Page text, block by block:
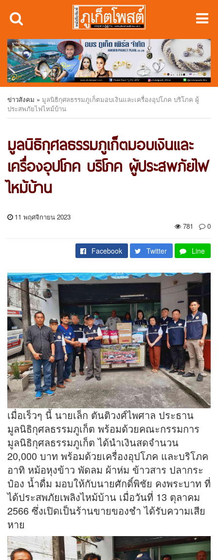
ข่าวสังคม » มูลนิธิกุศลธรรมภูเก็ตมอบเงินและเครื่องอุปโภค บริโภค ผู้
ประสพภัยไฟไหม้บ้าน
มูลนิธิกุศลธรรมภูเก็ตมอบเงินและ
เครื่องอุปโภค บริโภค ผู้ประสพภัยไฟ
ไหม้บ้าน
11 พฤศจิกายน 2023
781
0
Facebook Twitter Line
เมื่อเร็วๆ นี้ นายเล็ก ตันติวงศ์ไพศาล ประธาน
มูลนิธิกุศลธรรมภูเก็ต พร้อมด้วยคณะกรรมการ
มูลนิธิกุศลธรรมภูเก็ต ได้นำเงินสดจำนวน
20,000 บาท พร้อมด้วยเครื่องอุปโภค และบริโภค
อาทิ หม้อหุงข้าว พัดลม ผ้าห่ม ข้าวสาร ปลากระ
ป๋อง น้ำดื่ม มอบให้กับนายศักดิ์พิชัย คงพระบาท ที่
ได้ประสพภัยเพลิงไหม้บ้าน เมื่อวันที่ 13 ตุลาคม
2566 ซึ่งเปิดเป็นร้านขายของชำ ได้รับความเสีย
หาย